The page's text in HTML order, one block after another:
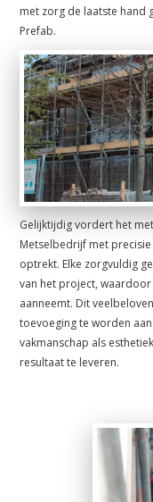
met zorg de laatste hand
Prefab.
Gelijktijdig vordert het
Metselbedrijf met
optrekt. Elke zorgvuldig
van het project,
aanneemt. Dit
toevoeging te worden
vakmanschap als
resultaat te leveren.